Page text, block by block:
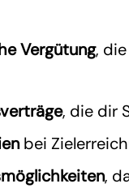
Vergütung,
, die dir
bei
,